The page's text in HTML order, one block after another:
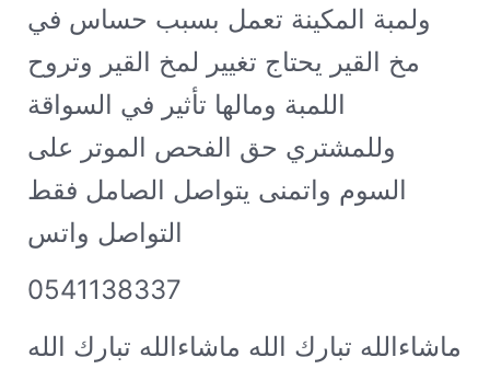
ولمبة المكينة تعمل بسبب حساس في
مخ القير يحتاج تغيير لمخ القير وتروح
اللمبة ومالها تأثير في السواقة
وللمشتري حق الفحص الموتر على
السوم واتمنى يتواصل الصامل فقط
التواصل واتس
0541138337
ماشاءالله تبارك الله ماشاءالله تبارك الله